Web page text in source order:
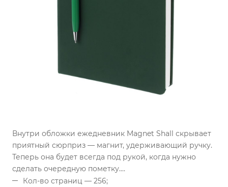
Внутри обложки ежедневник Magnet Shall скрывает
приятный сюрприз — магнит, удерживающий ручку.
Теперь она будет всегда под рукой, когда нужно
сделать очередную пометку.
Кол-во страниц — 256;